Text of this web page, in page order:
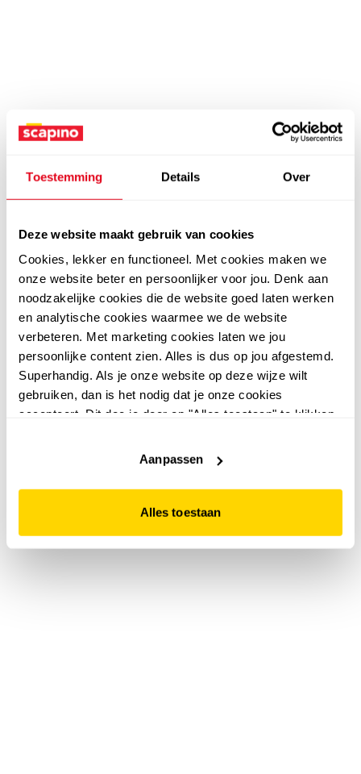
Toestemming Details Over
Deze website maakt gebruik van cookies
Cookies, lekker en functioneel. Met cookies maken we
onze website beter en persoonlijker voor jou. Denk aan
noodzakelijke cookies die de website goed laten werken
en analytische cookies waarmee we de website
verbeteren. Met marketing cookies laten we jou
persoonlijke content zien. Alles is dus op jou afgestemd.
Superhandig. Als je onze website op deze wijze wilt
gebruiken, dan is het nodig dat je onze cookies
accepteert. Dit doe je door op "Alles toestaan" te klikken.
website niet optimaal functioneert.
Aanpassen
Alles toestaan